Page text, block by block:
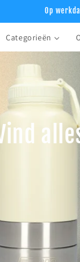
Op
Categorieën